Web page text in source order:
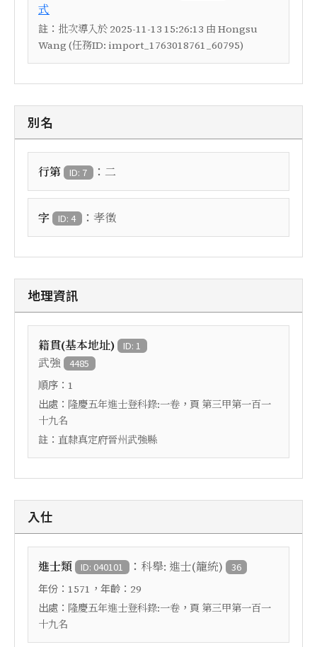
式
註： 批次導入於 2025-11-13 15:26:13 由 Hongsu
Wang (任務ID: import_1763018761_60795)
別名
行第 ID: 7 ： 二
字 ID: 4 ： 孝徵
地理資訊
籍貫(基本地址) ID: 1
武強 4485
順序： 1
出處： 隆慶五年進士登科錄:一卷 ，頁 第三甲第一百一
十九名
註： 直隸真定府晉州武強縣
入仕
進士類 ID: 040101 ： 科舉: 進士(籠統) 36
年份： 1571 ，年齡： 29
出處： 隆慶五年進士登科錄:一卷 ，頁 第三甲第一百一
十九名